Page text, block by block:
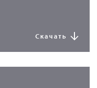
Скачать